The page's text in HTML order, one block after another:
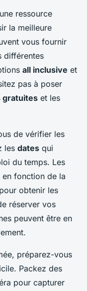
ressource
la meilleure
vous fournir
différentes
all inclusive et
pas à poser
gratuites et les
de vérifier les
les dates qui
du temps. Les
en fonction de la
obtenir les
réserver vos
peuvent être en
préparez-vous
Packez des
pour capturer